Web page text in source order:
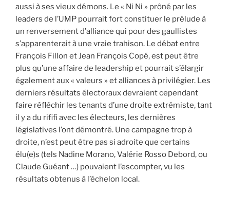
aussi à ses vieux démons. Le « Ni Ni » prôné par les
leaders de l’UMP pourrait fort constituer le prélude à
un renversement d’alliance qui pour des gaullistes
s’apparenterait à une vraie trahison. Le débat entre
François Fillon et Jean François Copé, est peut être
plus qu’une affaire de leadership et pourrait s’élargir
également aux « valeurs » et alliances à privilégier. Les
derniers résultats électoraux devraient cependant
faire réfléchir les tenants d’une droite extrémiste, tant
il y a du rififi avec les électeurs, les dernières
législatives l’ont démontré. Une campagne trop à
droite, n’est peut être pas si adroite que certains
élu(e)s (tels Nadine Morano, Valérie Rosso Debord, ou
Claude Guéant …) pouvaient l’escompter, vu les
résultats obtenus à l’échelon local.